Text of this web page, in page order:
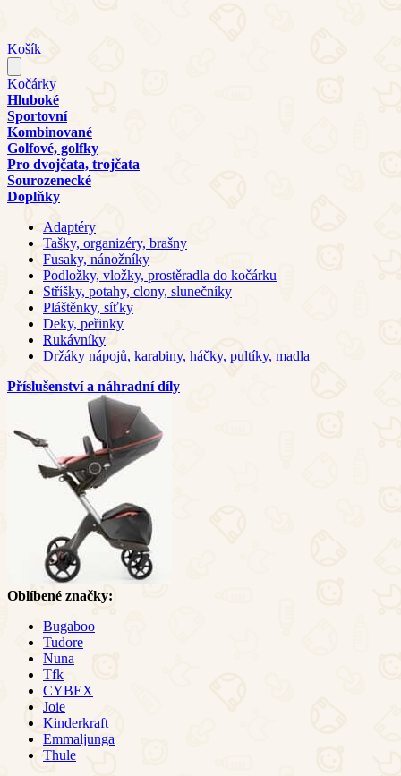
Košík
Kočárky
Hluboké
Sportovní
Kombinované
Golfové, golfky
Pro dvojčata, trojčata
Sourozenecké
Doplňky
Adaptéry
Tašky, organizéry, brašny
Fusaky, nánožníky
Podložky, vložky, prostěradla do kočárku
Stříšky, potahy, clony, slunečníky
Pláštěnky, síťky
Deky, peřinky
Rukávníky
Držáky nápojů, karabiny, háčky, pultíky, madla
Příslušenství a náhradní díly
Oblíbené značky:
Bugaboo
Tudore
Nuna
Tfk
CYBEX
Joie
Kinderkraft
Emmaljunga
Thule